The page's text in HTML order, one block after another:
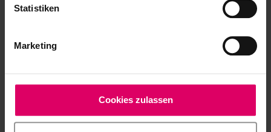
Statistiken
Marketing
Cookies zulassen
Riabilitazione a faccette nel
workflow digitale
Dr. Mahmoud Ezzat Ghazi
Odontoiatra, Cairo, Egitto